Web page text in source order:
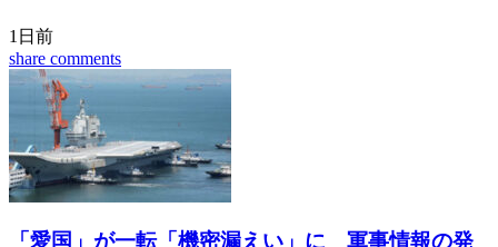
1日前
share comments
「愛国」が一転「機密漏えい」に 軍事情報の発